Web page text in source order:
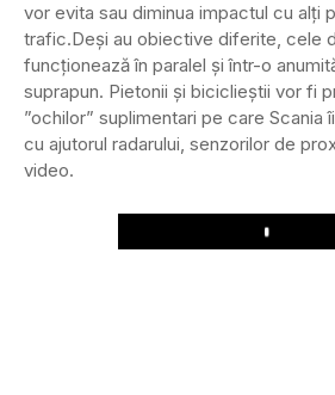
vor evita sau diminua impactul cu alți
trafic.Deși au obiective diferite, cele
funcționează în paralel și într-o
suprapun. Pietonii și biciclieștii vor fi
”ochilor” suplimentari pe care Scania
cu ajutorul radarului, senzorilor de
video.
Play